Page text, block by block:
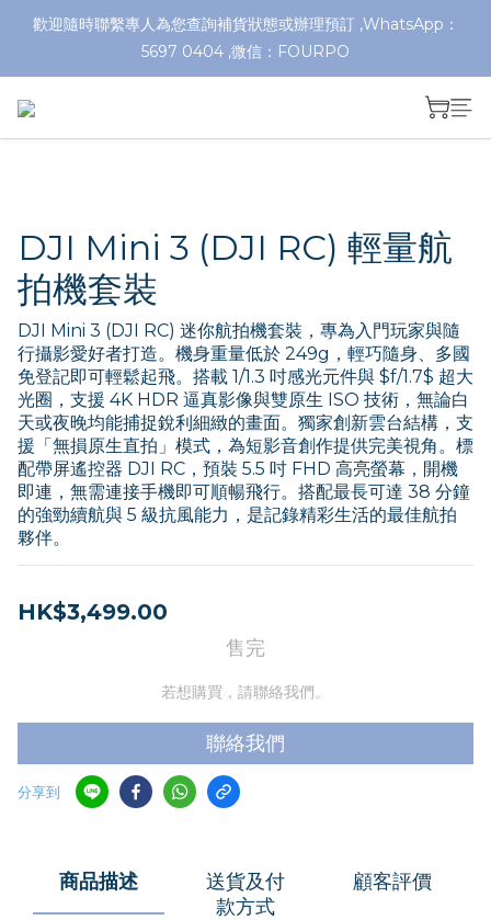
歡迎隨時聯繫專人為您查詢補貨狀態或辦理預訂 ,WhatsApp：
5697 0404 ,微信：FOURPO
DJI Mini 3 (DJI RC) 輕量航
拍機套裝
DJI Mini 3 (DJI RC) 迷你航拍機套裝，專為入門玩家與隨
行攝影愛好者打造。機身重量低於 249g，輕巧隨身、多國
免登記即可輕鬆起飛。搭載 1/1.3 吋感光元件與 $f/1.7$ 超大
光圈，支援 4K HDR 逼真影像與雙原生 ISO 技術，無論白
天或夜晚均能捕捉銳利細緻的畫面。獨家創新雲台結構，支
援「無損原生直拍」模式，為短影音創作提供完美視角。標
配帶屏遙控器 DJI RC，預裝 5.5 吋 FHD 高亮螢幕，開機
即連，無需連接手機即可順暢飛行。搭配最長可達 38 分鐘
的強勁續航與 5 級抗風能力，是記錄精彩生活的最佳航拍
夥伴。
HK$3,499.00
售完
若想購買，請聯絡我們。
聯絡我們
分享到
商品描述
送貨及付
款方式
顧客評價